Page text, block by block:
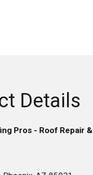
Details
Pros - Roof Repair &